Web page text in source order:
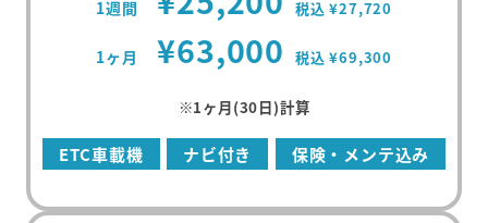
1週間 税込 ¥27,720
1ヶ月 ¥63,000 税込 ¥69,300
※1ヶ月(30日)計算
ETC車載機 ナビ付き 保険・メンテ込み